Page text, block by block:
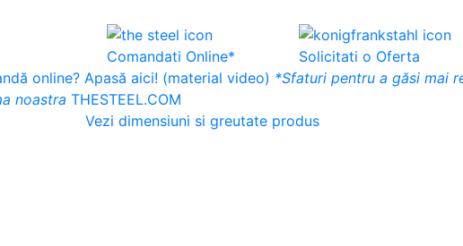
Comandati Online*
Solicitati o Oferta
online? Apasă aici! (material video) *Sfaturi pentru a găsi mai
noastra THESTEEL.COM
Vezi dimensiuni si greutate produs